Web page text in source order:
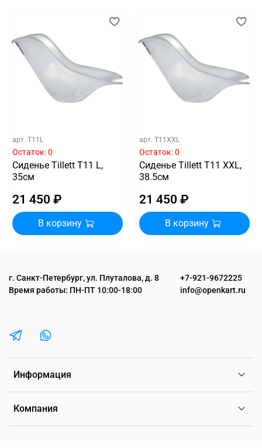
арт. T11L
Остаток: 0
Сиденье Tillett T11 L,
35см
21 450 ₽
В корзину
арт. T11XXL
Остаток: 0
Сиденье Tillett T11 XXL,
38.5см
21 450 ₽
В корзину
Информация
Компания
г. Санкт-Петербург, ул. Плуталова, д. 8
Время работы: ПН-ПТ 10:00-18:00
+7-921-9672225
info@openkart.ru